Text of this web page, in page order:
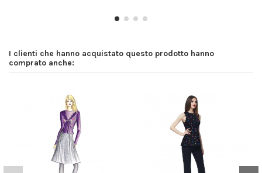
I clienti che hanno acquistato questo prodotto hanno
comprato anche: